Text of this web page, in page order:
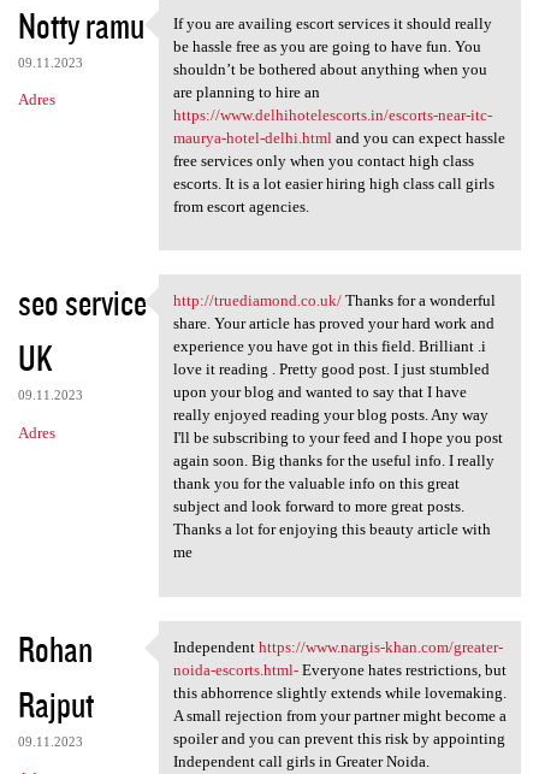
Notty ramu
09.11.2023
Adres
If you are availing escort
If you are availing escort services it should really
be hassle free as you are going to have fun. You
shouldn’t be bothered about anything when you
are planning to hire an
https://www.delhihotelescorts.in/escorts-near-itc-
maurya-hotel-delhi.html and you can expect hassle
free services only when you contact high class
escorts. It is a lot easier hiring high class call girls
from escort agencies.
seo service
UK
09.11.2023
Adres
http://truediamond.co.uk/
http://truediamond.co.uk/Thanks for a wonderful
share. Your article has proved your hard work and
experience you have got in this field. Brilliant .i
love it reading . Pretty good post. I just stumbled
upon your blog and wanted to say that I have
really enjoyed reading your blog posts. Any way
I'll be subscribing to your feed and I hope you post
again soon. Big thanks for the useful info. I really
thank you for the valuable info on this great
subject and look forward to more great posts.
Thanks a lot for enjoying this beauty article with
me
Rohan
Rajput
09.11.2023
Independent https://www
Independent https://www.nargis-khan.com/greater-
noida-escorts.html-Everyone hates restrictions, but
this abhorrence slightly extends while lovemaking.
A small rejection from your partner might become a
spoiler and you can prevent this risk by appointing
Independent call girls in Greater Noida.